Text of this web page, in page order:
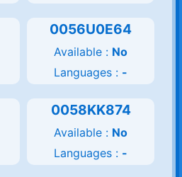
0056U0E64
Available : No
Languages : -
0058KK874
Available : No
Languages : -